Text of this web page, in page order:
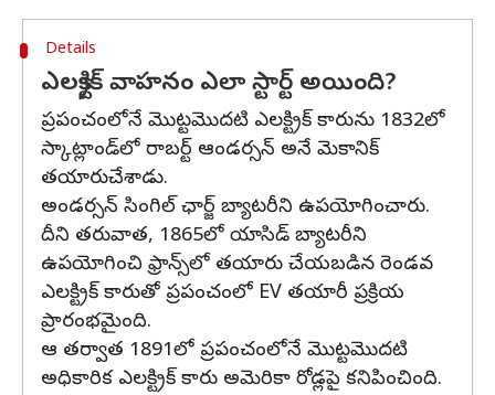
Details
ఎలక్ట్రిక్ వాహనం ఎలా స్టార్ట్ అయింది?
ప్రపంచంలోనే మొట్టమొదటి ఎలక్ట్రిక్ కారును 1832లో
స్కాట్లాండ్‌లో రాబర్ట్ ఆండర్సన్ అనే మెకానిక్
తయారుచేశాడు.
అండర్సన్ సింగిల్ ఛార్జ్ బ్యాటరీని ఉపయోగించారు.
దీని తరువాత, 1865లో యాసిడ్ బ్యాటరీని
ఉపయోగించి ఫ్రాన్స్‌లో తయారు చేయబడిన రెండవ
ఎలక్ట్రిక్ కారుతో ప్రపంచంలో EV తయారీ ప్రక్రియ
ప్రారంభమైంది.
ఆ తర్వాత 1891లో ప్రపంచంలోనే మొట్టమొదటి
అధికారిక ఎలక్ట్రిక్ కారు అమెరికా రోడ్లపై కనిపించింది.